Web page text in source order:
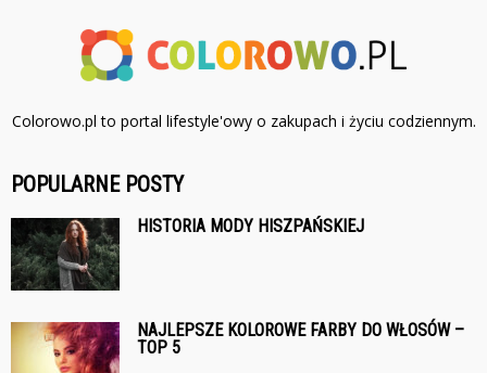
Colorowo.pl to portal lifestyle'owy o zakupach i życiu codziennym.
POPULARNE POSTY
HISTORIA MODY HISZPAŃSKIEJ
NAJLEPSZE KOLOROWE FARBY DO WŁOSÓW –
TOP 5